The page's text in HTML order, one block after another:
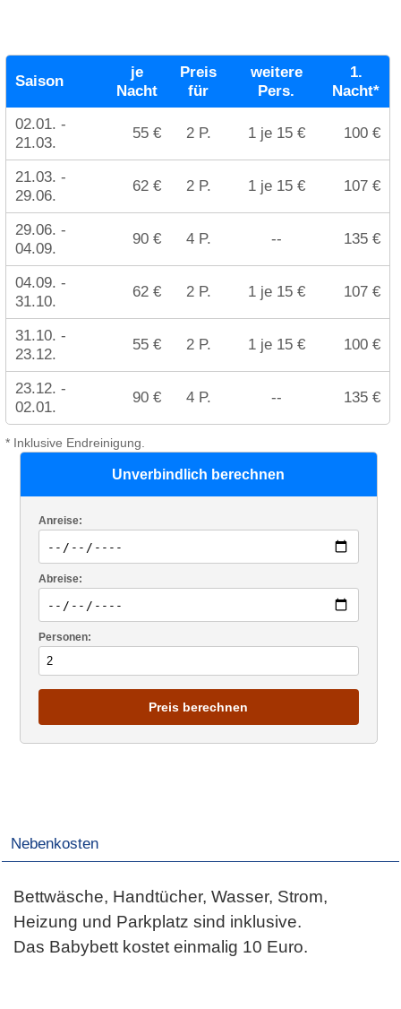
Saison
je
Nacht
Preis
für
weitere
Pers.
1.
Nacht*
02.01. -
21.03.
55 € 2 P. 1 je 15 € 100 €
21.03. -
29.06.
62 € 2 P. 1 je 15 € 107 €
29.06. -
04.09.
90 € 4 P. -- 135 €
04.09. -
31.10.
62 € 2 P. 1 je 15 € 107 €
31.10. -
23.12.
55 € 2 P. 1 je 15 € 100 €
23.12. -
02.01.
90 € 4 P. -- 135 €
* Inklusive Endreinigung.
Unverbindlich berechnen
Anreise:
Abreise:
Personen:
Preis berechnen
Nebenkosten
Bettwäsche, Handtücher, Wasser, Strom,
Heizung und Parkplatz sind inklusive.
Das Babybett kostet einmalig 10 Euro.